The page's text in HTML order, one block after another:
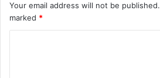
Your email address will not be published.
marked *